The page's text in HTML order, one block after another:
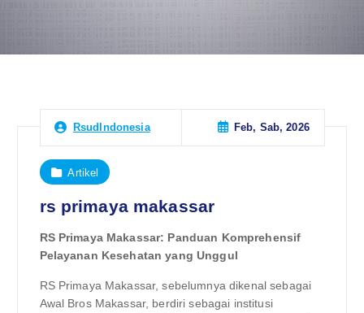
RsudIndonesia Feb, Sab, 2026
Artikel
rs primaya makassar
RS Primaya Makassar: Panduan Komprehensif
Pelayanan Kesehatan yang Unggul
RS Primaya Makassar, sebelumnya dikenal sebagai
Awal Bros Makassar, berdiri sebagai institusi